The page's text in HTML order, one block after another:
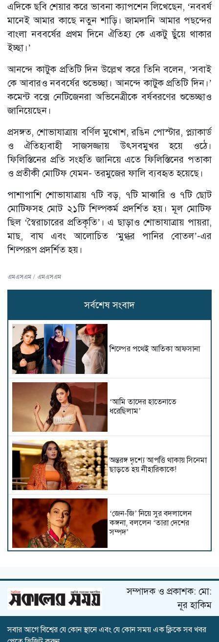
এদিকে ছবি শেয়ার করে ভাবনা ক্যাপশেন লিখেছেন, ‘নববর্ষ
মানেই আমার কাছে নতুন শাড়ি। জামদানি আমার পছন্দের
বাংলা নববর্ষের প্রথম দিনে ঐতিহ্য কে একটু ছুঁয়ে থাকার
ইচ্ছা।’
আনন্দে কাটুক প্রতিটি দিন উল্লেখ করে তিনি বলেন, ‘সবাই
কে আবারও নববর্ষের শুভেচ্ছা। আনন্দে কাটুক প্রতিটি দিন।’
কমেন্ট বক্সে নেটিজেনরা অভিনেত্রীকে বর্ষবরণের শুভেচ্ছাও
জানিয়েছেন।
প্রসঙ্গত, শোভাযাত্রায় বর্ণিল মুখোশ, রঙিন পোস্টার, প্ল্যাকার্ড
ও ঐতিহ্যবাহী সাজসজ্জায় উৎসবমুখর হয়ে ওঠে।
ফিলিস্তিনের প্রতি সংহতি জানিয়ে এতে ফিলিস্তিনের পতাকা
ও প্রতীকী মোটিফ যেমন- তরমুজের ফালি ব্যবহৃত হয়েছে।
পাশাপাশি শোভাযাত্রায় ৭টি বড়, ৭টি মাঝারি ও ৭টি ছোট
মোটিফসহ মোট ২১টি শিল্পকর্ম প্রদর্শিত হয়। মূল মোটিফ
ছিল ‘স্বৈরাচারের প্রতিকৃতি’। এ ছাড়াও শোভাযাত্রায় পায়রা,
মাছ, বাঘ এবং আলোচিত ‘মুগ্ধর পানির বোতল’-এর
শিল্পরূপ প্রদর্শিত হয়।
এমএসএম / এমএসএম
সর্বশেষ সংবাদ
শিল্পের পথেই আতিকা আফসানা
‘আমি তাদের হাতেনাতে
ধরেছিলাম’
অন্তরঙ্গ দৃশ্যে আপত্তি থাকায় সিনেমা
ছাড়তে হয় নীহারিকাকে!
‘জেন-জি’ নিয়ে সুর বদলালেন
কঙ্গনা, বললেন ‘তারা দেশের
সম্পদ’
আট বছর পর সিনেমায় প্রীতি
কাঁধখোলা গাউনে নজর কাড়লেন
সম্পাদক ও প্রকাশক: মো:
নূর হাকিম
সবার আগে বিশ্বের যে কোন স্থানে এবং যে কোন সময় এক ক্লিকে সব খবর